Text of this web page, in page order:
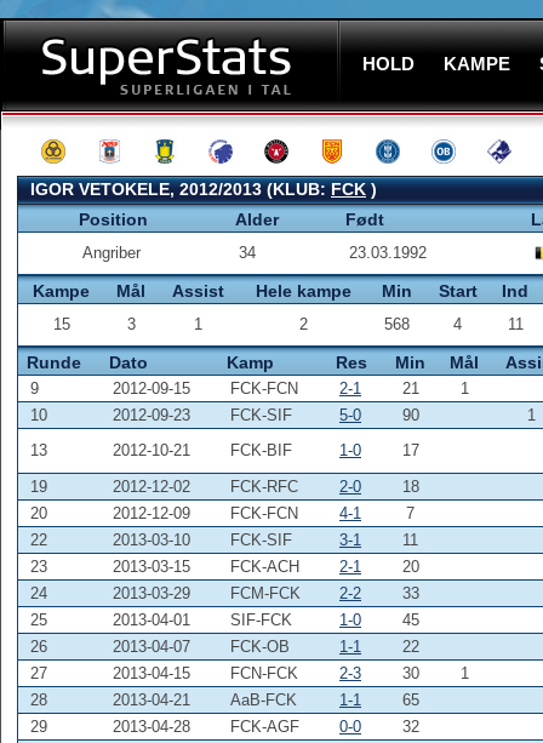
HOLD KAMPE
IGOR VETOKELE, 2012/2013 (KLUB:FCK)
Position
Alder Født
Angriber 34 23.03.1992
Kampe Mål Assist Hele kampe Min Start Ind
15 3 1 2 568 4 11
Runde Dato Kamp Res Min Mål
9 2012-09-15 FCK-FCN 2-1 21
1
10
2012-09-23 FCK-SIF 5-0 90
1
13
2012-10-21 FCK-BIF 1-0
17
19
2012-12-02 FCK-RFC 2-0
18
20
2012-12-09 FCK-FCN 4-1
7
22
2013-03-10 FCK-SIF 3-1
11
23
2013-03-15 FCK-ACH 2-1
20
24
2013-03-29 FCM-FCK 2-2
33
25
2013-04-01 SIF-FCK 1-0
45
26
2013-04-07 FCK-OB 1-1
22
27
2013-04-15 FCN-FCK 2-3 30
1
28
2013-04-21 AaB-FCK 1-1
65
29
2013-04-28 FCK-AGF 0-0
32